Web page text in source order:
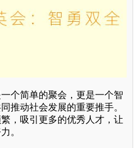
个简单的聚会，更是一个智
推动社会发展的重要推手。
，吸引更多的优秀人才，让
。